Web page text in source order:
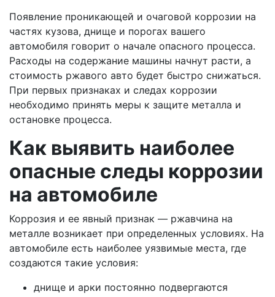
Появление проникающей и очаговой коррозии на
частях кузова, днище и порогах вашего
автомобиля говорит о начале опасного процесса.
Расходы на содержание машины начнут расти, а
стоимость ржавого авто будет быстро снижаться.
При первых признаках и следах коррозии
необходимо принять меры к защите металла и
остановке процесса.
Как выявить наиболее
опасные следы коррозии
на автомобиле
Коррозия и ее явный признак — ржавчина на
металле возникает при определенных условиях. На
автомобиле есть наиболее уязвимые места, где
создаются такие условия:
днище и арки постоянно подвергаются